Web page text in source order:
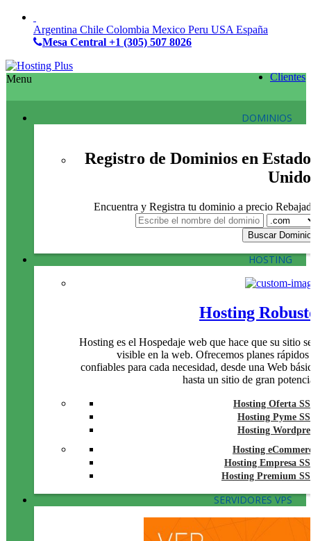
Argentina Chile Colombia Mexico Peru USA España
Mesa Central +1 (305) 507 8026
Clientes
Menu
DOMINIOS
Registro de Dominios en
Encuentra y Registra tu dominio a precio
HOSTING
Hosting
Hosting es el Hospedaje web que hace que su sitio
visible en la web. Ofrecemos planes
confiables para cada necesidad, desde una Web
hasta un sitio de gran
Hosting Oferta
Hosting Pyme
Hosting
Hosting
Hosting Empresa
Hosting Premium
SERVIDORES VPS